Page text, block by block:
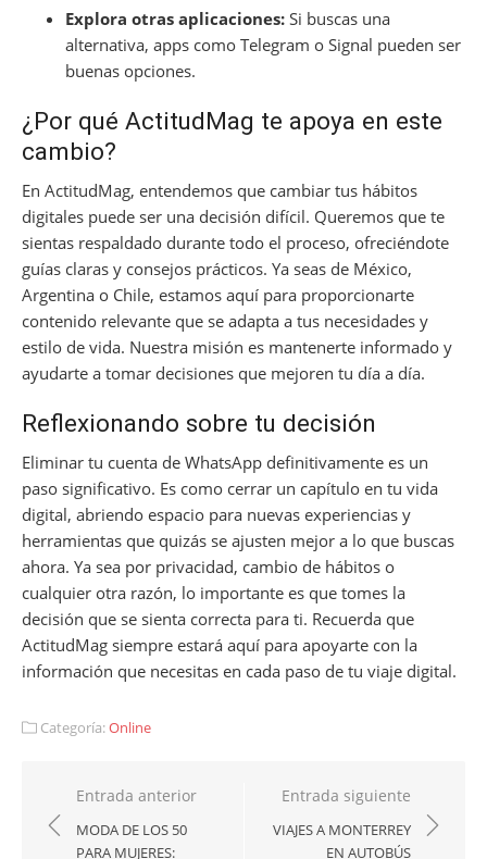
Explora otras aplicaciones: Si buscas una
alternativa, apps como Telegram o Signal pueden ser
buenas opciones.
¿Por qué ActitudMag te apoya en este
cambio?
En ActitudMag, entendemos que cambiar tus hábitos
digitales puede ser una decisión difícil. Queremos que te
sientas respaldado durante todo el proceso, ofreciéndote
guías claras y consejos prácticos. Ya seas de México,
Argentina o Chile, estamos aquí para proporcionarte
contenido relevante que se adapta a tus necesidades y
estilo de vida. Nuestra misión es mantenerte informado y
ayudarte a tomar decisiones que mejoren tu día a día.
Reflexionando sobre tu decisión
Eliminar tu cuenta de WhatsApp definitivamente es un
paso significativo. Es como cerrar un capítulo en tu vida
digital, abriendo espacio para nuevas experiencias y
herramientas que quizás se ajusten mejor a lo que buscas
ahora. Ya sea por privacidad, cambio de hábitos o
cualquier otra razón, lo importante es que tomes la
decisión que se sienta correcta para ti. Recuerda que
ActitudMag siempre estará aquí para apoyarte con la
información que necesitas en cada paso de tu viaje digital.
Categoría:Online
Navegación
de
Entrada anterior
MODA DE LOS 50
PARA MUJERES:
Entrada siguiente
VIAJES A MONTERREY
EN AUTOBÚS